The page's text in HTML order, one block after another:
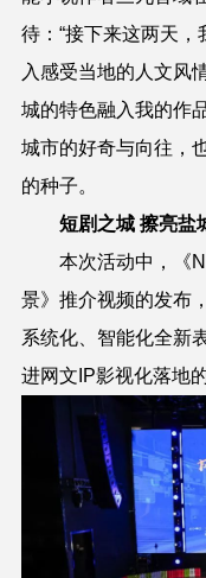
待：“接下来这两天
入感受当地的人文风
城的特色融入我的作
城市的好奇与向往，
的种子。
短剧之城 擦亮盐
本次活动中，《
景》推介视频的发布
系统化、智能化全新
进网文IP影视化落地